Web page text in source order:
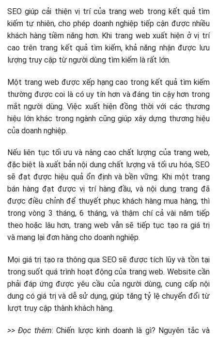
SEO giúp cải thiện vị trí của trang web trong kết quả tìm
kiếm tự nhiên, cho phép doanh nghiệp tiếp cận được nhiều
khách hàng tiềm năng hơn. Khi trang web xuất hiện ở vị trí
cao trên trang kết quả tìm kiếm, khả năng nhận được lưu
lượng truy cập từ người dùng tìm kiếm là rất lớn.
Một trang web được xếp hạng cao trong kết quả tìm kiếm
thường được coi là có uy tín hơn và đáng tin cậy hơn trong
mắt người dùng. Việc xuất hiện đồng thời với các thương
hiệu lớn khác trong ngành cũng giúp xây dựng thương hiệu
của doanh nghiệp.
Nếu liên tục tối ưu và nâng cao chất lượng của trang web,
đặc biệt là xuất bản nội dung chất lượng và tối ưu hóa, SEO
sẽ đạt được hiệu quả ổn định và bền vững. Khi một trang
bán hàng đạt được vị trí hàng đầu, và nội dung trang đã
được điều chỉnh để thuyết phục khách hàng mua hàng, thì
trong vòng 3 tháng, 6 tháng, và thậm chí cả vài năm tiếp
theo hoặc lâu hơn, trang web vẫn sẽ tiếp tục tạo ra giá trị
và mang lại đơn hàng cho doanh nghiệp.
Mọi giá trị tạo ra thông qua SEO sẽ được tích lũy và tồn tại
trong suốt quá trình hoạt động của trang web. Website cần
phải đáp ứng được yêu cầu của người dùng, cung cấp nội
dung có giá trị và dễ sử dụng, giúp tăng tỷ lệ chuyển đổi từ
lượt truy cập thành khách hàng.
>> Đọc thêm: Chiến lược kinh doanh là gì? Nguyên tắc và